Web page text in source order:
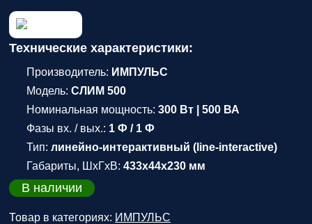
Технические характеристики:
Производитель: ИМПУЛЬС
Модель: СЛИМ 500
Номинальная мощность: 300 Вт | 500 ВА
Фазы вх. / вых.: 1 Ф / 1 Ф
Тип: линейно-интерактивный (line-interactive)
Габариты, ШхГхВ: 433x44x230 мм
В наличии
Товар в категориях: ИМПУЛЬС